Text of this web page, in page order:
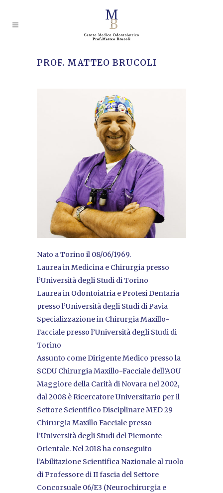
PROF. MATTEO BRUCOLI
Nato a Torino il 08/06/1969.
Laurea in Medicina e Chirurgia presso
l’Università degli Studi di Torino
Laurea in Odontoiatria e Protesi Dentaria
presso l’Università degli Studi di Pavia
Specializzazione in Chirurgia Maxillo-
Facciale presso l’Università degli Studi di
Torino
Assunto come Dirigente Medico presso la
SCDU Chirurgia Maxillo-Facciale dell’AOU
Maggiore della Carità di Novara nel 2002,
dal 2008 è Ricercatore Universitario per il
Settore Scientifico Disciplinare MED 29
Chirurgia Maxillo Facciale presso
l’Università degli Studi del Piemonte
Orientale. Nel 2018 ha conseguito
l’Abilitazione Scientifica Nazionale al ruolo
di Professore di II fascia del Settore
Concorsuale 06/E3 (Neurochirurgia e